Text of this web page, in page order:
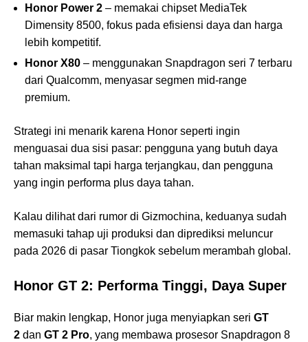
Honor Power 2 – memakai chipset MediaTek
Dimensity 8500, fokus pada efisiensi daya dan harga
lebih kompetitif.
Honor X80 – menggunakan Snapdragon seri 7 terbaru
dari Qualcomm, menyasar segmen mid-range
premium.
Strategi ini menarik karena Honor seperti ingin
menguasai dua sisi pasar: pengguna yang butuh daya
tahan maksimal tapi harga terjangkau, dan pengguna
yang ingin performa plus daya tahan.
Kalau dilihat dari rumor di Gizmochina, keduanya sudah
memasuki tahap uji produksi dan diprediksi meluncur
pada 2026 di pasar Tiongkok sebelum merambah global.
Honor GT 2: Performa Tinggi, Daya Super
Biar makin lengkap, Honor juga menyiapkan seri GT
2 dan GT 2 Pro, yang membawa prosesor Snapdragon 8